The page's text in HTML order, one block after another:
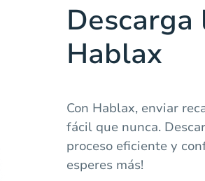
Hablax
Con Hablax, enviar
fácil que nunca.
proceso eficiente y
esperes más!